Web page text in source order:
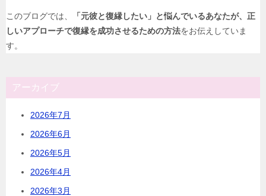
このブログでは、
「元彼と復縁したい」と悩んでいるあなたが、正
しいアプローチで復縁を成功させるための方法をお伝えしていま
す。
アーカイブ
2026年7月
2026年6月
2026年5月
2026年4月
2026年3月